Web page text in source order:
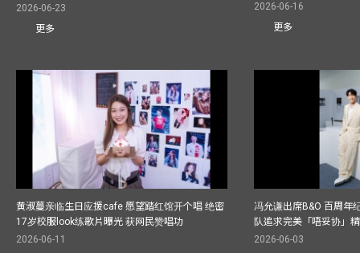
2026-06-23
更多
2026-06-16
更多
黄淑蔓亲临生日应援cafe 愿望踏红馆开个唱 绝密
17岁校服look练歌片曝光 获网民赞唱功
2026-06-11
冯允谦出席B&O 百周年
队追求完美「唔妥协」
2026-06-03